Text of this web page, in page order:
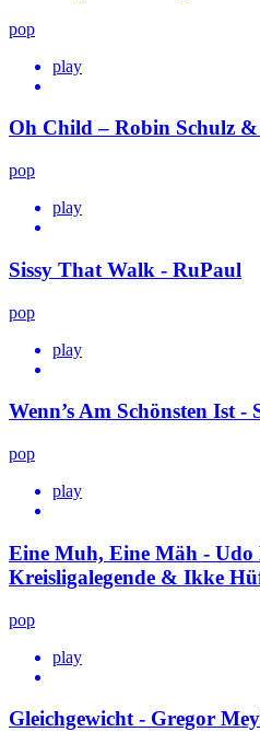
pop
play
Oh Child – Robin Schulz &
pop
play
Sissy That Walk - RuPaul
pop
play
Wenn’s Am Schönsten Ist -
pop
play
Eine Muh, Eine Mäh -
Kreisligalegende & Ikke
pop
play
Gleichgewicht - Gregor